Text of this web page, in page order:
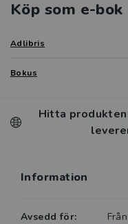
Köp som e-bok
Adlibris
Bokus
Hitta
Information
Avsedd för: